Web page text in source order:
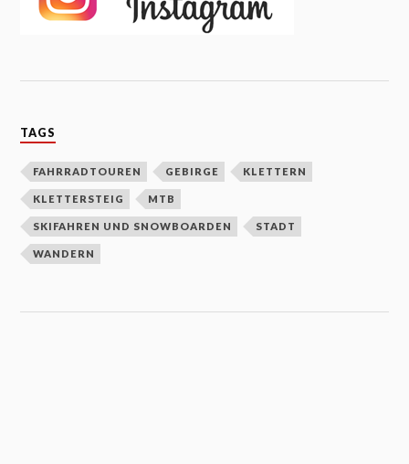
TAGS
FAHRRADTOUREN GEBIRGE KLETTERN
KLETTERSTEIG MTB
SKIFAHREN UND SNOWBOARDEN STADT
WANDERN